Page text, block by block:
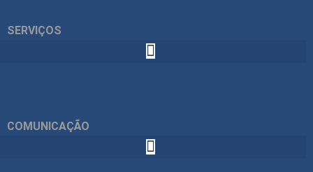
SERVIÇOS
COMUNICAÇÃO